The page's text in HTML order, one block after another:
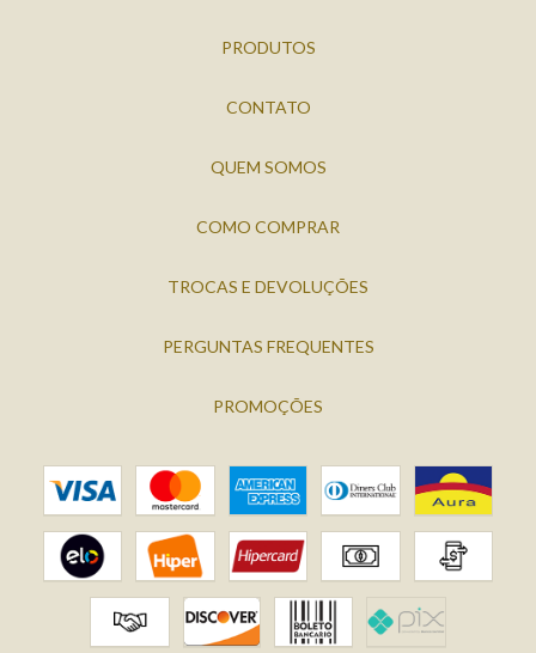
PRODUTOS
CONTATO
QUEM SOMOS
COMO COMPRAR
TROCAS E DEVOLUÇÕES
PERGUNTAS FREQUENTES
PROMOÇÕES